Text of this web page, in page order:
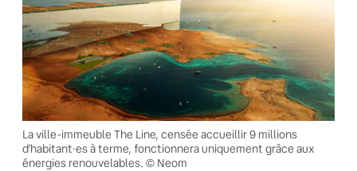
La ville-immeuble The Line, censée accueillir 9 millions
d’habitant·es à terme, fonctionnera uniquement grâce aux
énergies renouvelables. © Neom